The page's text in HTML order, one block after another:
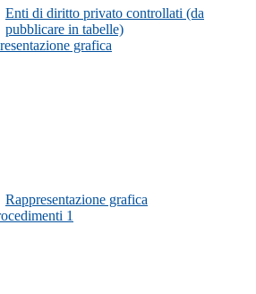
Enti di diritto privato controllati (da
pubblicare in tabelle)
grafica
Rappresentazione grafica
1